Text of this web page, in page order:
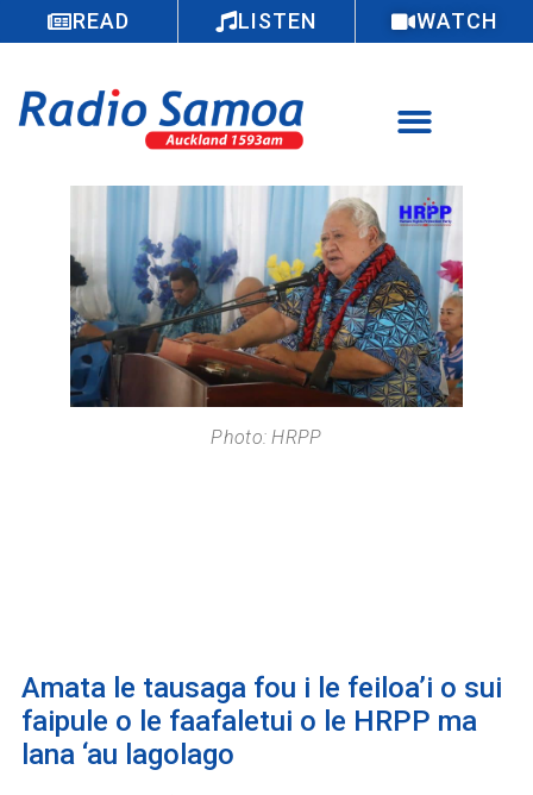
READ LISTEN WATCH
Photo: HRPP
Amata le tausaga fou i le feiloa’i o sui
faipule o le faafaletui o le HRPP ma
lana ‘au lagolago